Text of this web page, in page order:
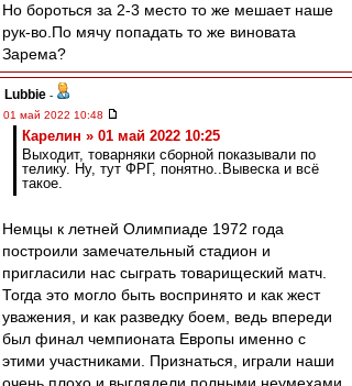
Но бороться за 2-3 место то же мешает наше
рук-во.По мячу попадать то же виновата
Зарема?
Lubbie -
01 май 2022 10:48
Карелин » 01 май 2022 10:25
Выходит, товарняки сборной показывали по
телику. Ну, тут ФРГ, понятно..Вывеска и всё
такое.
Немцы к летней Олимпиаде 1972 года
построили замечательный стадион и
пригласили нас сыграть товарищеский матч.
Тогда это могло быть воспринято и как жест
уважения, и как разведку боем, ведь впереди
был финал чемпионата Европы именно с
этими участниками. Признаться, играли наши